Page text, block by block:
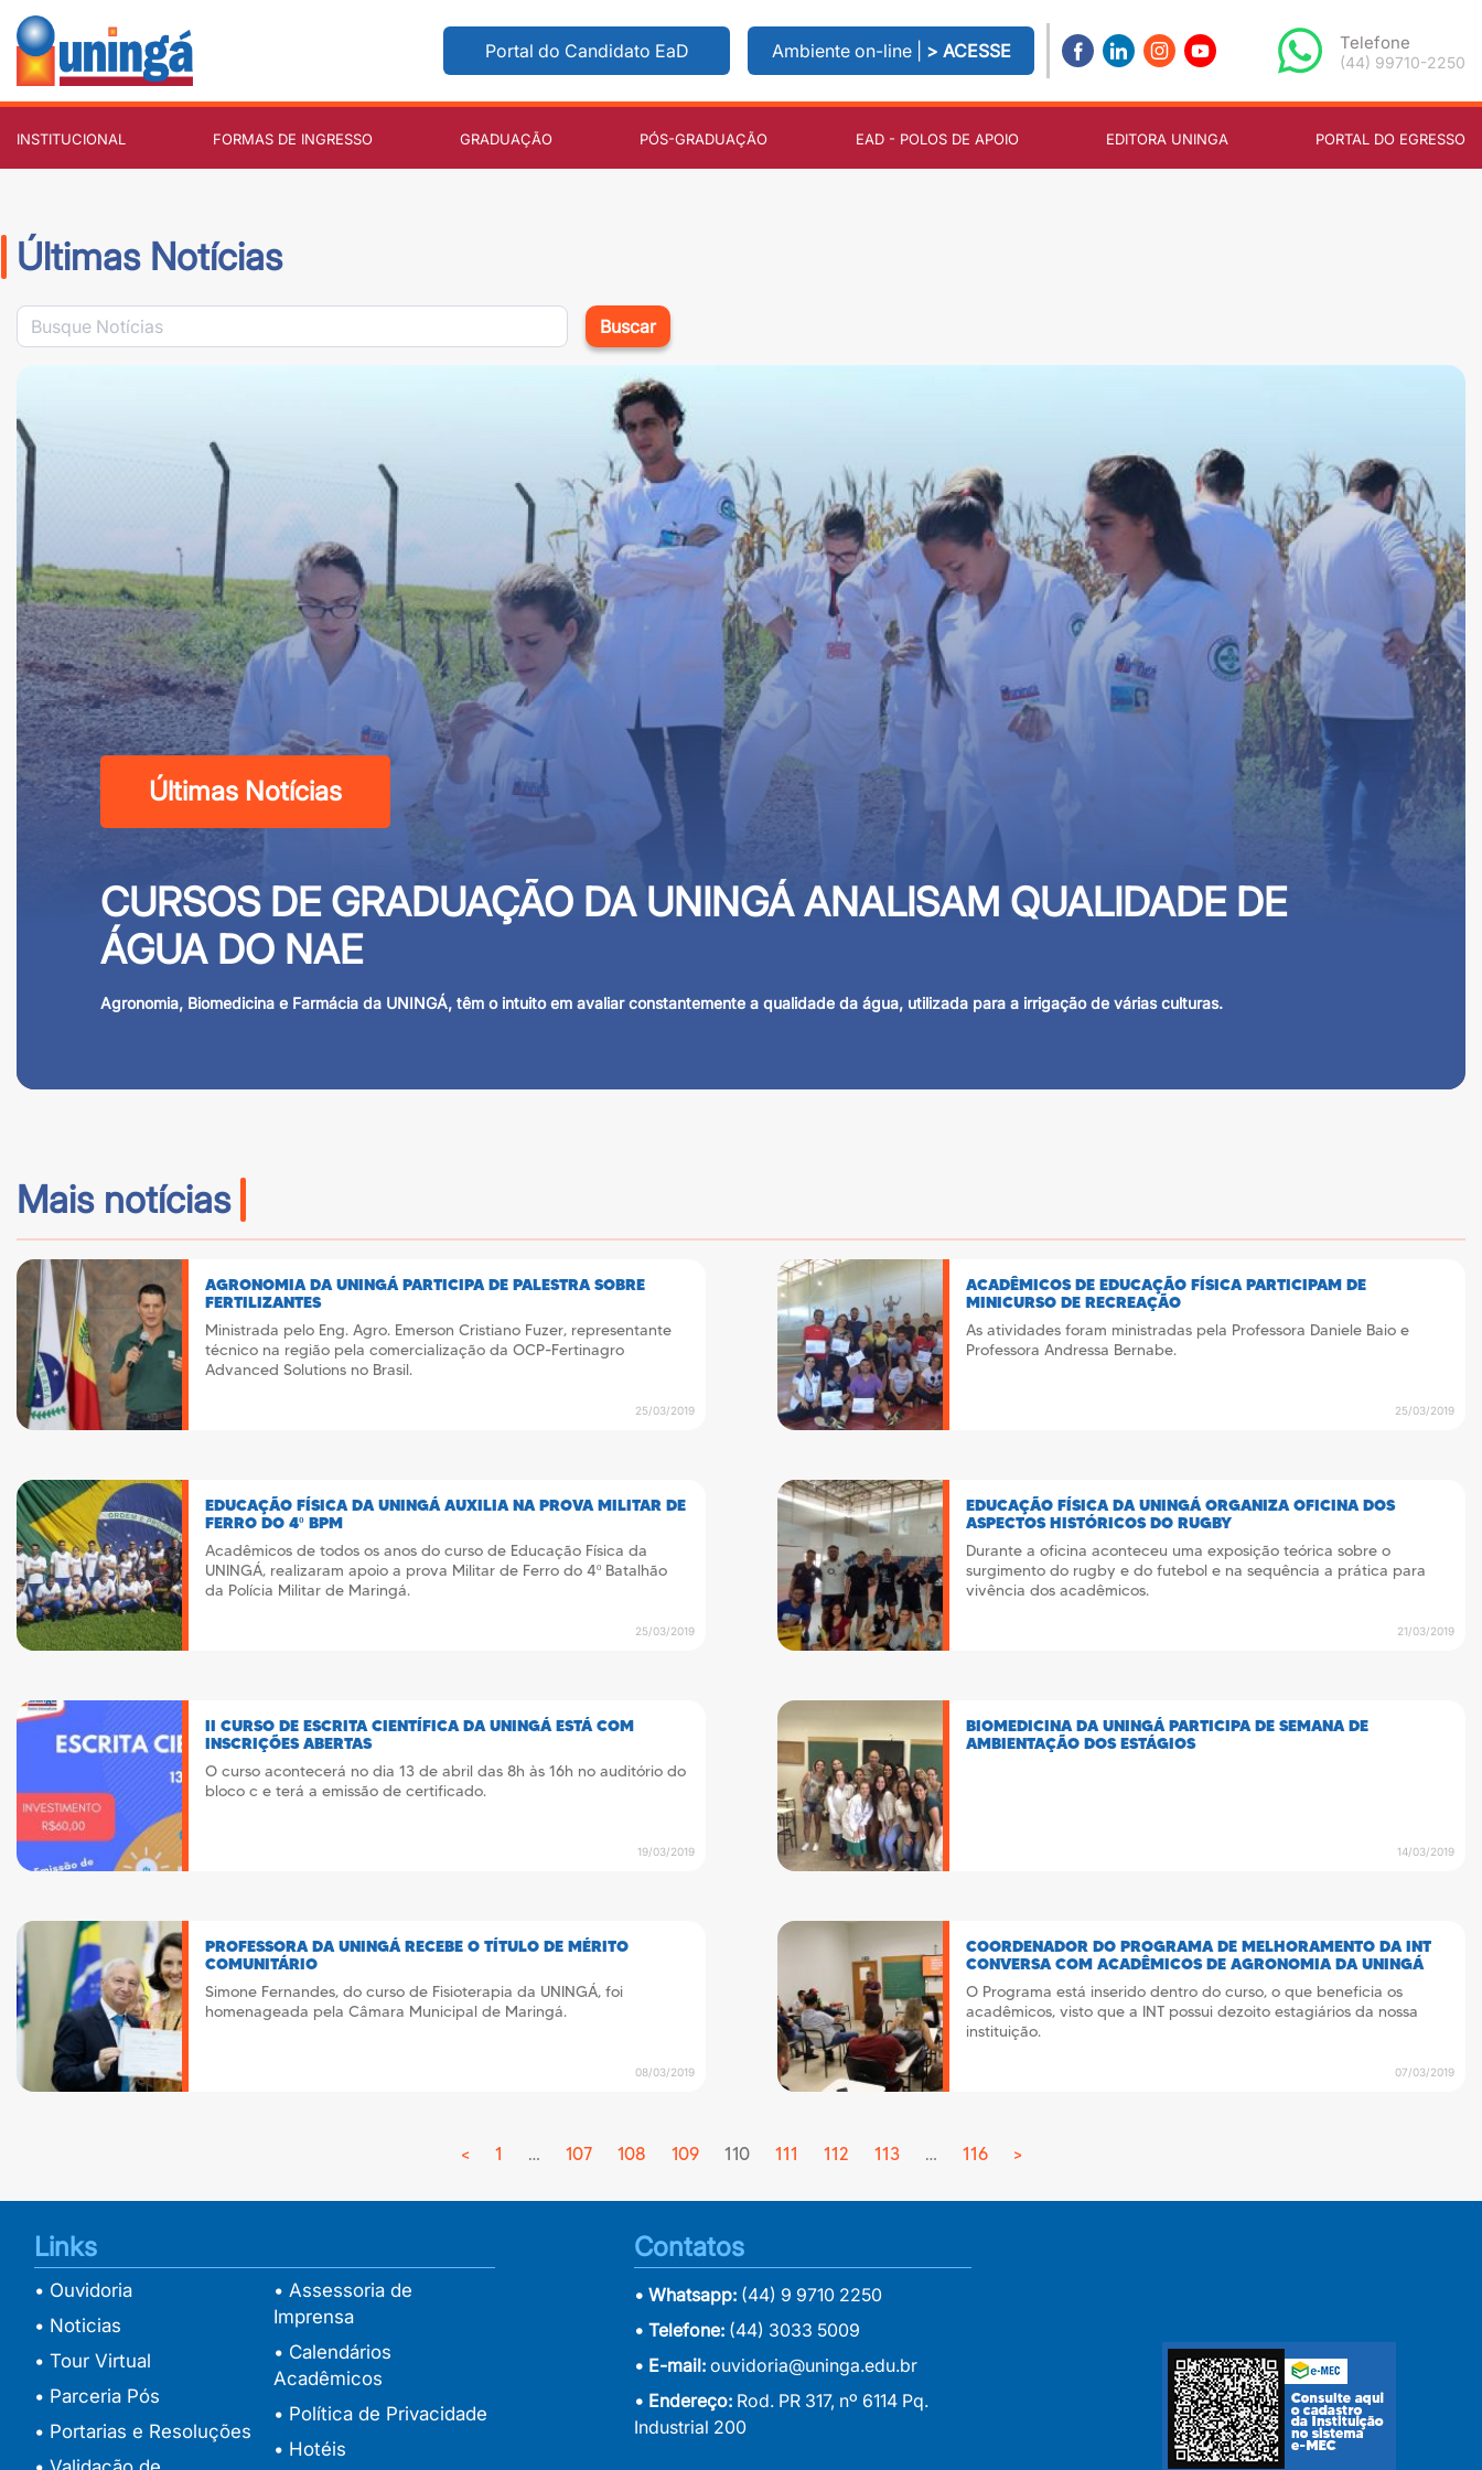
Portal do Candidato EaD Ambiente on-line | > ACESSE Telefone
(44) 99710-2250
INSTITUCIONAL FORMAS DE INGRESSO GRADUAÇÃO PÓS-GRADUAÇÃO EAD - POLOS DE APOIO EDITORA UNINGA PORTAL DO EGRESSO
Últimas Notícias
Buscar
Últimas Notícias
CURSOS DE GRADUAÇÃO DA UNINGÁ ANALISAM QUALIDADE DE
ÁGUA DO NAE
Agronomia, Biomedicina e Farmácia da UNINGÁ, têm o intuito em avaliar constantemente a qualidade da água, utilizada para a irrigação de várias culturas.
Mais notícias
AGRONOMIA DA UNINGÁ PARTICIPA DE PALESTRA SOBRE
FERTILIZANTES
Ministrada pelo Eng. Agro. Emerson Cristiano Fuzer, representante
técnico na região pela comercialização da OCP-Fertinagro
Advanced Solutions no Brasil.
25/03/2019
ACADÊMICOS DE EDUCAÇÃO FÍSICA PARTICIPAM DE
MINICURSO DE RECREAÇÃO
As atividades foram ministradas pela Professora Daniele Baio e
Professora Andressa Bernabe.
25/03/2019
EDUCAÇÃO FÍSICA DA UNINGÁ AUXILIA NA PROVA MILITAR DE
FERRO DO 4º BPM
Acadêmicos de todos os anos do curso de Educação Física da
UNINGÁ, realizaram apoio a prova Militar de Ferro do 4º Batalhão
da Polícia Militar de Maringá.
25/03/2019
EDUCAÇÃO FÍSICA DA UNINGÁ ORGANIZA OFICINA DOS
ASPECTOS HISTÓRICOS DO RUGBY
Durante a oficina aconteceu uma exposição teórica sobre o
surgimento do rugby e do futebol e na sequência a prática para
vivência dos acadêmicos.
21/03/2019
II CURSO DE ESCRITA CIENTÍFICA DA UNINGÁ ESTÁ COM
INSCRIÇÕES ABERTAS
O curso acontecerá no dia 13 de abril das 8h às 16h no auditório do
bloco c e terá a emissão de certificado.
19/03/2019
BIOMEDICINA DA UNINGÁ PARTICIPA DE SEMANA DE
AMBIENTAÇÃO DOS ESTÁGIOS
14/03/2019
PROFESSORA DA UNINGÁ RECEBE O TÍTULO DE MÉRITO
COMUNITÁRIO
Simone Fernandes, do curso de Fisioterapia da UNINGÁ, foi
homenageada pela Câmara Municipal de Maringá.
08/03/2019
COORDENADOR DO PROGRAMA DE MELHORAMENTO DA INT
CONVERSA COM ACADÊMICOS DE AGRONOMIA DA UNINGÁ
O Programa está inserido dentro do curso, o que beneficia os
acadêmicos, visto que a INT possui dezoito estagiários da nossa
instituição.
07/03/2019
< Previous
1 … 107 108 109 110 111 112 113 … 116 >
Links
• Ouvidoria
• Noticias
• Tour Virtual
• Parceria Pós
• Portarias e Resoluções
• Assessoria de
Imprensa
• Calendários
Acadêmicos
• Política de Privacidade
• Hotéis
Contatos
• Whatsapp: (44) 9 9710 2250
• Telefone: (44) 3033 5009
• E-mail: ouvidoria@uninga.edu.br
• Endereço: Rod. PR 317, nº 6114 Pq.
Industrial 200